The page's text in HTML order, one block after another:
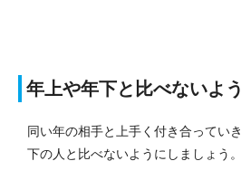
年上や年下と比べないよ
同い年の相手と上手く付き合ってい
下の人と比べないようにしましょう。